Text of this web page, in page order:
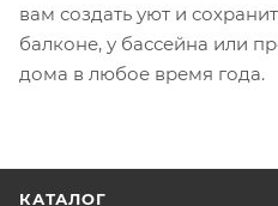
вам создать уют и
балконе, у бассейна или
дома в любое время года.
КАТАЛОГ